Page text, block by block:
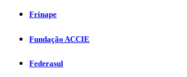
Frinape
Fundação ACCIE
Federasul